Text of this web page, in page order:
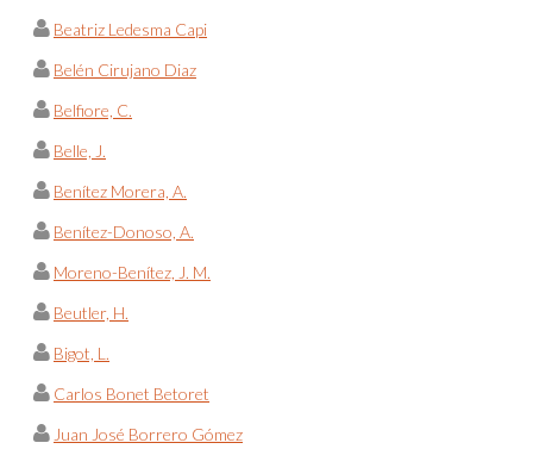
Beatriz Ledesma Capi
Belén Cirujano Diaz
Belfiore, C.
Belle, J.
Benítez Morera, A.
Benítez-Donoso, A.
Moreno-Benítez, J. M.
Beutler, H.
Bigot, L.
Carlos Bonet Betoret
Juan José Borrero Gómez